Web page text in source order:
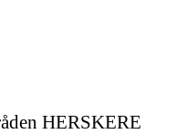
HERSKERE